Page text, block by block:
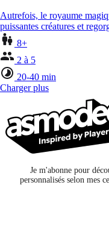
Autrefois, le royaume
puissantes créatures et
8+
2 à 5
20-40 min
Charger plus
Je m'abonne pour
personnalisés selon mes